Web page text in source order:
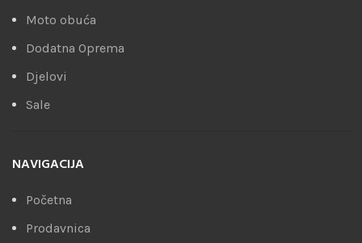
Moto obuća
Dodatna Oprema
Djelovi
Sale
NAVIGACIJA
Početna
Prodavnica